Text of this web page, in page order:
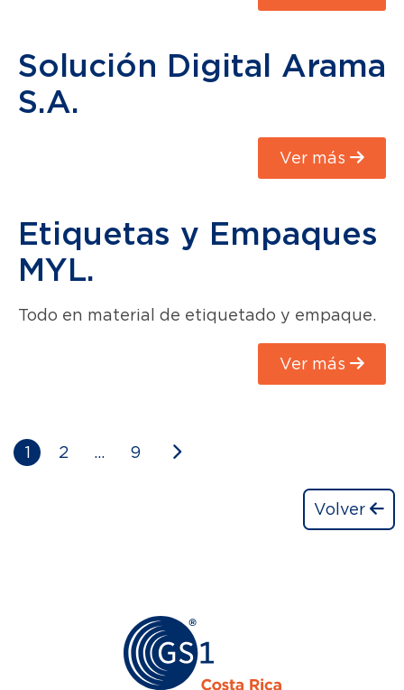
Solución Digital Arama
S.A.
Ver más
Etiquetas y Empaques
MYL.
Todo en material de etiquetado y empaque.
Ver más
1 2 … 9
Volver